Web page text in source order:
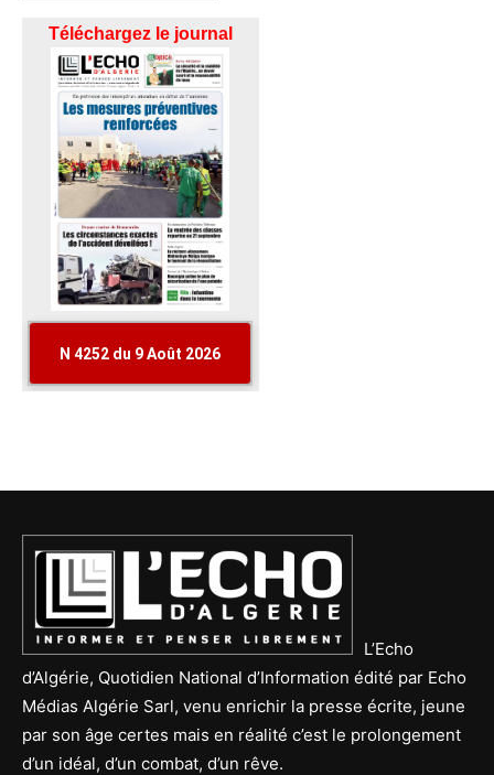
L’Echo
d’Algérie, Quotidien National d’Information édité par Echo
Médias Algérie Sarl, venu enrichir la presse écrite, jeune
par son âge certes mais en réalité c’est le prolongement
d’un idéal, d’un combat, d’un rêve.